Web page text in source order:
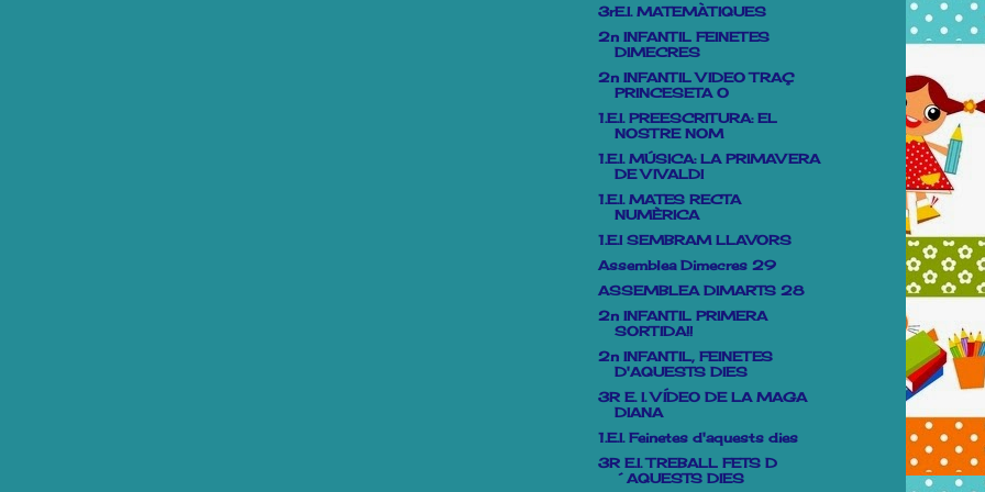
3rE.I. MATEMÀTIQUES
2n INFANTIL FEINETES
DIMECRES
2n INFANTIL VIDEO TRAÇ
PRINCESETA O
1.E.I. PREESCRITURA: EL
NOSTRE NOM
1.E.I. MÚSICA: LA PRIMAVERA
DE VIVALDI
1.E.I. MATES RECTA
NUMÈRICA
1.E.I SEMBRAM LLAVORS
Assemblea Dimecres 29
ASSEMBLEA DIMARTS 28
2n INFANTIL PRIMERA
SORTIDA!!
2n INFANTIL, FEINETES
D'AQUESTS DIES
3R E. I. VÍDEO DE LA MAGA
DIANA
1.E.I. Feinetes d'aquests dies
3R E.I. TREBALL FETS D
´AQUESTS DIES